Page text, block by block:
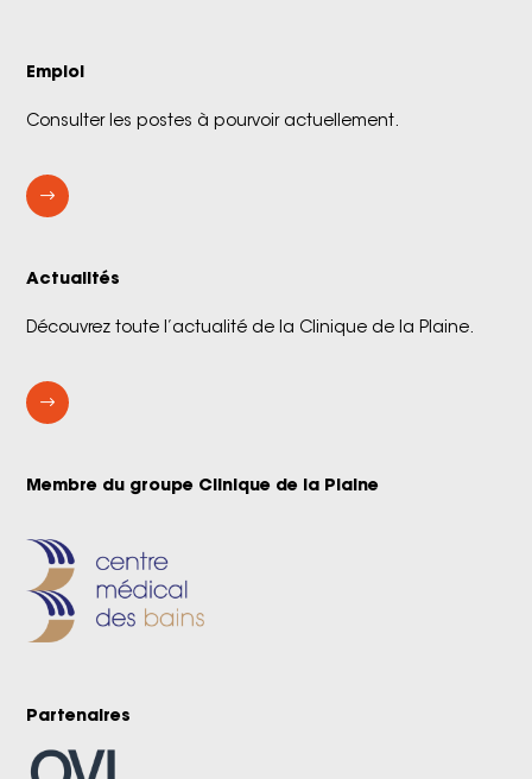
Emploi
Consulter les postes à pourvoir actuellement.
$
Actualités
Découvrez toute l’actualité de la Clinique de la Plaine.
$
Membre du groupe Clinique de la Plaine
Partenaires